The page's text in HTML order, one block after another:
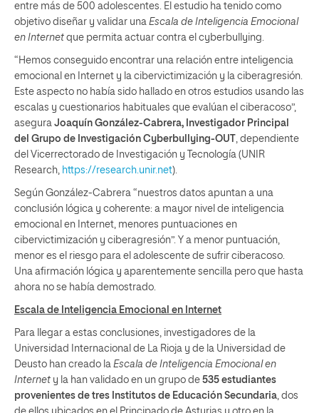
entre más de 500 adolescentes. El estudio ha tenido como
objetivo diseñar y validar una Escala de Inteligencia Emocional
en Internet que permita actuar contra el cyberbullying.
“Hemos conseguido encontrar una relación entre inteligencia
emocional en Internet y la cibervictimización y la ciberagresión.
Este aspecto no había sido hallado en otros estudios usando las
escalas y cuestionarios habituales que evalúan el ciberacoso”,
asegura Joaquín González-Cabrera, Investigador Principal
del Grupo de Investigación Cyberbullying-OUT , dependiente
del Vicerrectorado de Investigación y Tecnología (UNIR
Research, https://research.unir.net).
Según González-Cabrera “nuestros datos apuntan a una
conclusión lógica y coherente: a mayor nivel de inteligencia
emocional en Internet, menores puntuaciones en
cibervictimización y ciberagresión”. Y a menor puntuación,
menor es el riesgo para el adolescente de sufrir ciberacoso.
Una afirmación lógica y aparentemente sencilla pero que hasta
ahora no se había demostrado.
Escala de Inteligencia Emocional en Internet
Para llegar a estas conclusiones, investigadores de la
Universidad Internacional de La Rioja y de la Universidad de
Deusto han creado la Escala de Inteligencia Emocional en
Internet y la han validado en un grupo de 535 estudiantes
provenientes de tres Institutos de Educación Secundaria, dos